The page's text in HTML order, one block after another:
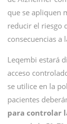
que se apliquen
reducir el riesgo
consecuencias a
Leqembi estará
acceso
se utilice en la
pacientes
para controlar